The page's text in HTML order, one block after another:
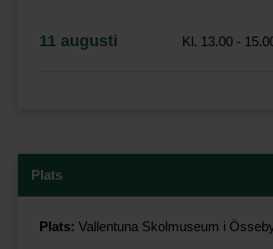
11 augusti Kl. 13.00 -
Plats
Plats: Vallentuna Skolmuseum i